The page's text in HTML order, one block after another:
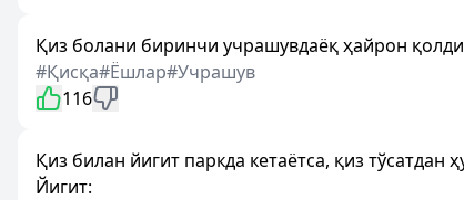
Қиз болани биринчи учрашувдаёқ ҳайрон
#Қисқа#Ёшлар#Учрашув
116
Қиз билан йигит паркда кетаётса, қиз тўсатдан
Йигит: